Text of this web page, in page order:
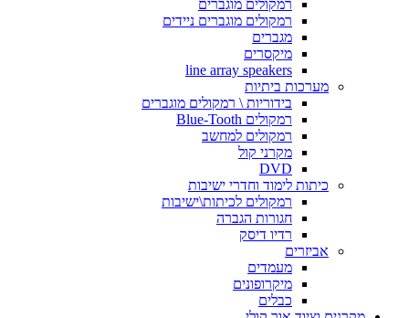
רמקולים מוגברים
רמקולים מוגברים ניידים
מגברים
מיקסרים
line array speakers
מערכות ביתיות
בידוריות \ רמקולים מוגברים
רמקולים Blue-Tooth
רמקולים למחשב
מקרני קול
DVD
כיתות לימוד וחדרי ישיבות
רמקולים לכיתות\ישיבות
חגורות הגברה
רדיו דיסק
אביזרים
מעמדים
מיקרופונים
כבלים